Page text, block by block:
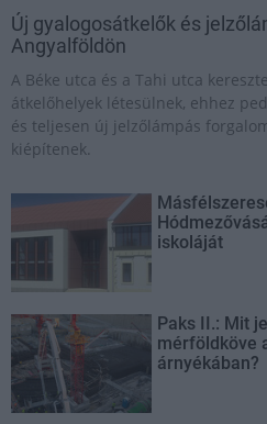
Új gyalogosátkelők és
Angyalföldön
A Béke utca és a Tahi utca
átkelőhelyek létesülnek, ehhez
és teljesen új jelzőlámpás
kiépítenek.
iskoláját
Paks II.: Mit
mérföldköve
árnyékában?